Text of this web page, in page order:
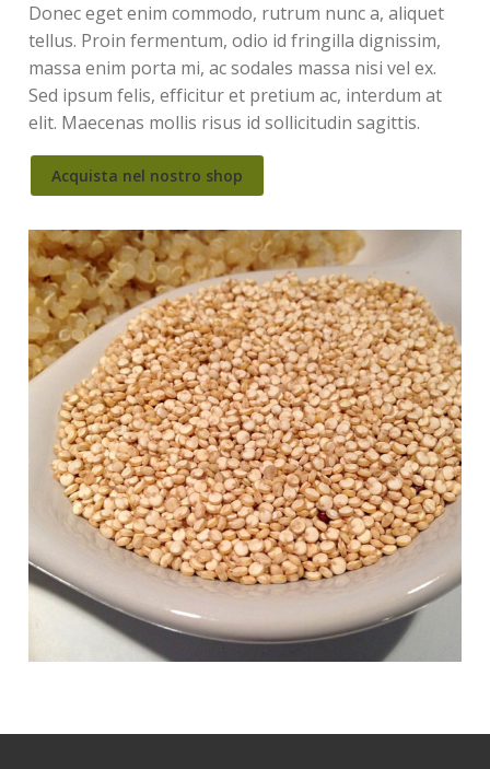
Donec eget enim commodo, rutrum nunc a, aliquet
tellus. Proin fermentum, odio id fringilla dignissim,
massa enim porta mi, ac sodales massa nisi vel ex.
Sed ipsum felis, efficitur et pretium ac, interdum at
elit. Maecenas mollis risus id sollicitudin sagittis.
Acquista nel nostro shop